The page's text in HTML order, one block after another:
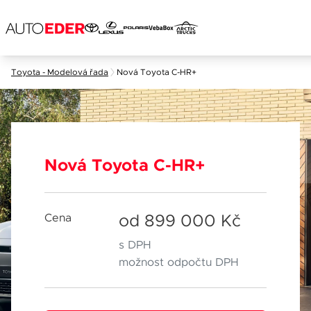
content
Toyota - Modelová řada Nová Toyota C-HR+
Nová Toyota C-HR+
Cena od 899 000 Kč
s DPH
možnost odpočtu DPH
Chebská 392/116B
Po–Pá:
So:
Datum
Čas
Jméno a příjmení
Váše zpráva byla odeslána.
Při odesílání se vyskytla